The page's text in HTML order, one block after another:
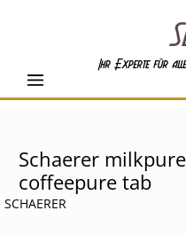
Ihr Experte für
Schaerer
coffeepure tab
SCHAERER